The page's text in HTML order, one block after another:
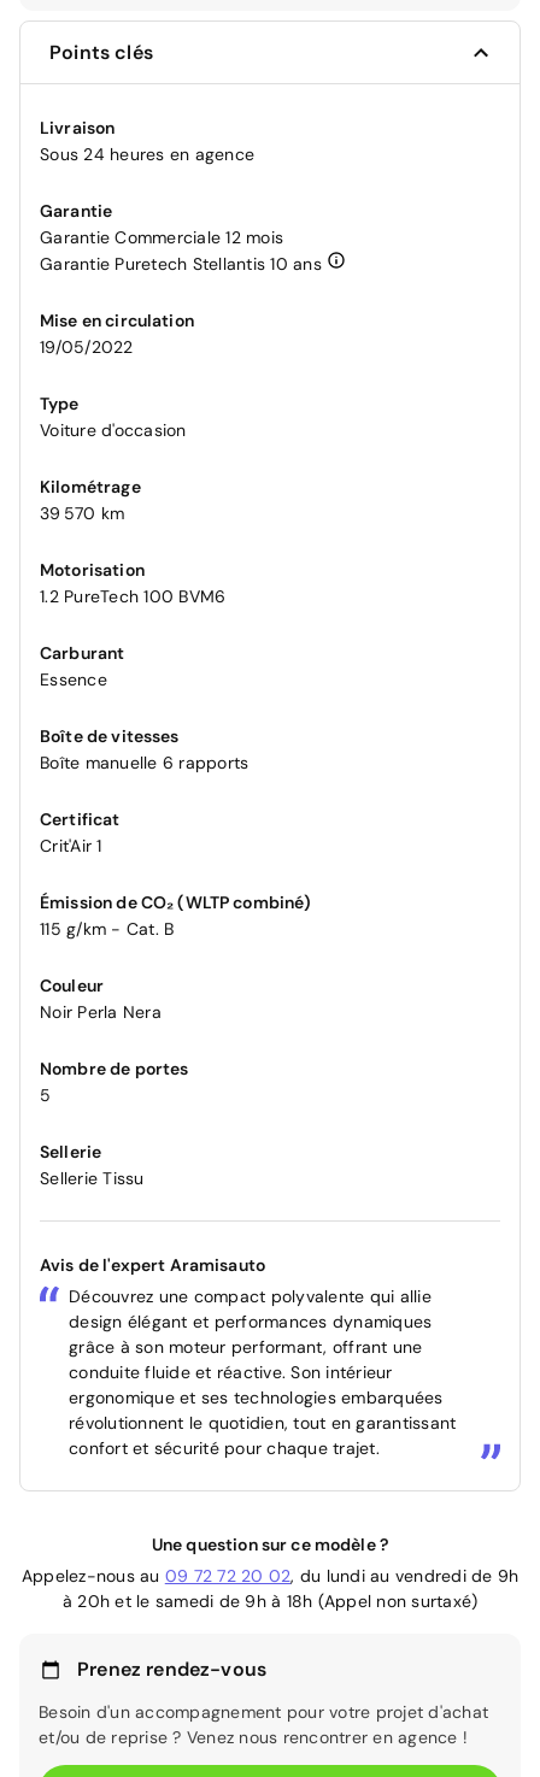
Points clés
Livraison
Sous 24 heures en agence
Garantie
Garantie Commerciale 12 mois
Garantie Puretech Stellantis 10 ans
Mise en circulation
19/05/2022
Type
Voiture d'occasion
Kilométrage
39 570 km
Motorisation
1.2 PureTech 100 BVM6
Carburant
Essence
Boîte de vitesses
Boîte manuelle 6 rapports
Certificat
Crit'Air 1
Émission de CO₂ (WLTP combiné)
115 g/km - Cat. B
Couleur
Noir Perla Nera
Nombre de portes
5
Sellerie
Sellerie Tissu
Avis de l'expert Aramisauto
Découvrez une compact polyvalente qui allie
design élégant et performances dynamiques
grâce à son moteur performant, offrant une
conduite fluide et réactive. Son intérieur
ergonomique et ses technologies embarquées
révolutionnent le quotidien, tout en garantissant
confort et sécurité pour chaque trajet.
Une question sur ce modèle ?
Appelez-nous au 09 72 72 20 02, du lundi au vendredi de 9h
à 20h et le samedi de 9h à 18h (Appel non surtaxé)
Prenez rendez-vous
Besoin d'un accompagnement pour votre projet d'achat
et/ou de reprise ? Venez nous rencontrer en agence !